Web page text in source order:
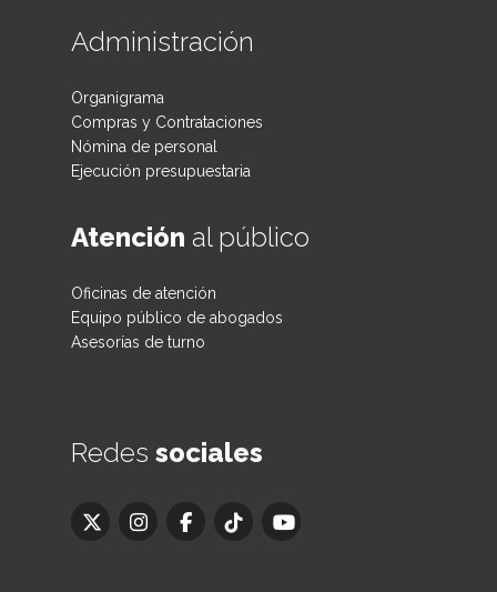
Administración
Organigrama
Compras y Contrataciones
Nómina de personal
Ejecución presupuestaria
Atención al público
Oficinas de atención
Equipo público de abogados
Asesorías de turno
Redes sociales